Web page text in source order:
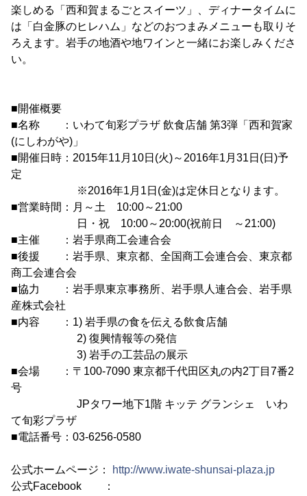
楽しめる「西和賀まるごとスイーツ」、ディナータイムに
は「白金豚のヒレハム」などのおつまみメニューも取りそ
ろえます。岩手の地酒や地ワインと一緒にお楽しみくださ
い。
■開催概要
■名称 ：いわて旬彩プラザ 飲食店舗 第3弾「西和賀家
(にしわがや)」
■開催日時：2015年11月10日(火)～2016年1月31日(日)予
定
※2016年1月1日(金)は定休日となります。
■営業時間：月～土 10:00～21:00
日・祝 10:00～20:00(祝前日 ～21:00)
■主催 ：岩手県商工会連合会
■後援 ：岩手県、東京都、全国商工会連合会、東京都
商工会連合会
■協力 ：岩手県東京事務所、岩手県人連合会、岩手県
産株式会社
■内容 ：1) 岩手県の食を伝える飲食店舗
2) 復興情報等の発信
3) 岩手の工芸品の展示
■会場 ：〒100-7090 東京都千代田区丸の内2丁目7番2
号
JPタワー地下1階 キッテ グランシェ いわ
て旬彩プラザ
■電話番号：03-6256-0580
公式ホームページ：
http://www.iwate-shunsai-plaza.jp
公式Facebook ：